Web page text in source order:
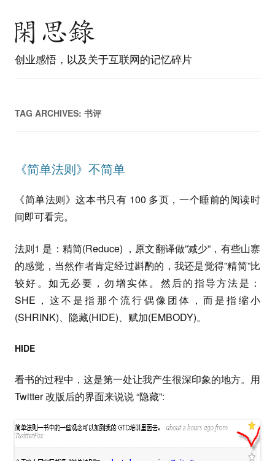
创业感悟，以及关于互联网的记忆碎片
TAG ARCHIVES: 书评
《简单法则》不简单
《简单法则》这本书只有 100 多页，一个睡前的阅读时
间即可看完。
法则1 是：精简(Reduce) ，原文翻译做”减少”，有些山寨
的感觉，当然作者肯定经过斟酌的，我还是觉得”精简”比
较好。如无必要，勿增实体。然后的指导方法是：
SHE，这不是指那个流行偶像团体，而是指缩小
(SHRINK)、隐藏(HIDE)、赋加(EMBODY)。
HIDE
看书的过程中，这是第一处让我产生很深印象的地方。用
Twitter 改版后的界面来说说 “隐藏”: